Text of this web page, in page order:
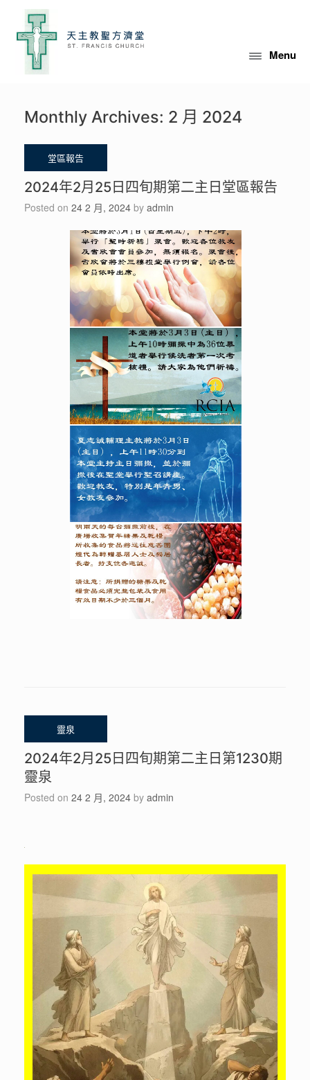
content
Menu
Monthly Archives: 2 月 2024
2024年2月25日四旬期第二主日堂區報告
Posted on 24 2 月, 2024 by admin
2024年2月25日四旬期第二主日第1230期
靈泉
Posted on 24 2 月, 2024 by admin